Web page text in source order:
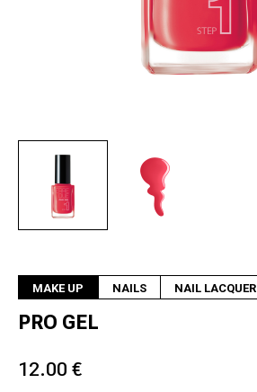
MAKE UP NAILS NAIL LACQUER
PRO GEL
12.00 €